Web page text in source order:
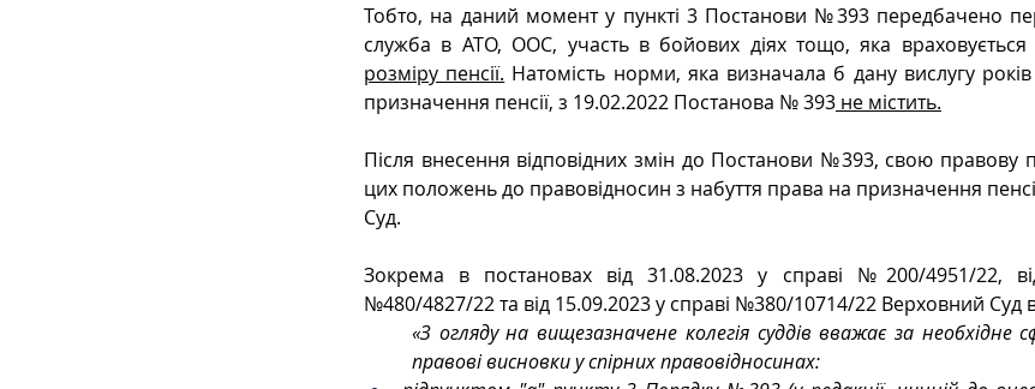
Тобто, на даний момент у пункті 3 Постанови №393 передбачено
служба в АТО, ООС, участь в бойових діях тощо, яка
розміру пенсії. Натомість норми, яка визначала б дану вислугу
призначення пенсії, з 19.02.2022 Постанова № 393 не містить.
Після внесення відповідних змін до Постанови №393, свою правову
цих положень до правовідносин з набуття права на призначення
Суд.
Зокрема в постановах від 31.08.2023 у справі №200/4951/22,
№480/4827/22 та від 15.09.2023 у справі №380/10714/22 Верховний Суд
«З огляду на вищезазначене колегія суддів вважає за
правові висновки у спірних правовідносинах: